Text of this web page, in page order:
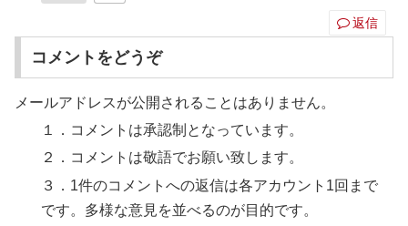
返信
コメントをどうぞ
メールアドレスが公開されることはありません。
１．コメントは承認制となっています。
２．コメントは敬語でお願い致します。
３．1件のコメントへの返信は各アカウント1回まで
です。多様な意見を並べるのが目的です。